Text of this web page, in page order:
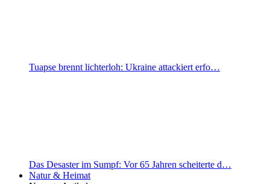
Tuapse brennt lichterloh: Ukraine attackiert erfo…
Das Desaster im Sumpf: Vor 65 Jahren scheiterte d…
Natur & Heimat